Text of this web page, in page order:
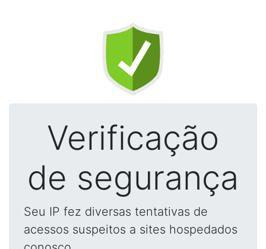
Verificação
de segurança
Seu IP fez diversas tentativas de
acessos suspeitos a sites hospedados